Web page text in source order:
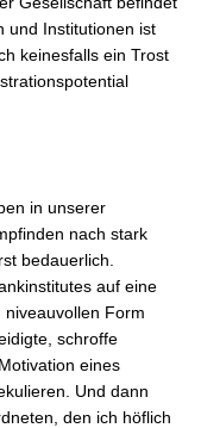
und Institutionen ist
keinesfalls ein Trost
in unserer
nach stark
bedauerlich.
auf eine
Form
schroffe
eines
Und dann
den ich höflich